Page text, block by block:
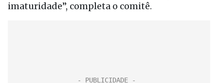
imaturidade”, completa o comitê.